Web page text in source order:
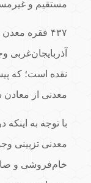
مستقیم و
۴۳۷ فقره معدن
معدنی از
با توجه به
معدنی تزیینی
خام‌فروشی و